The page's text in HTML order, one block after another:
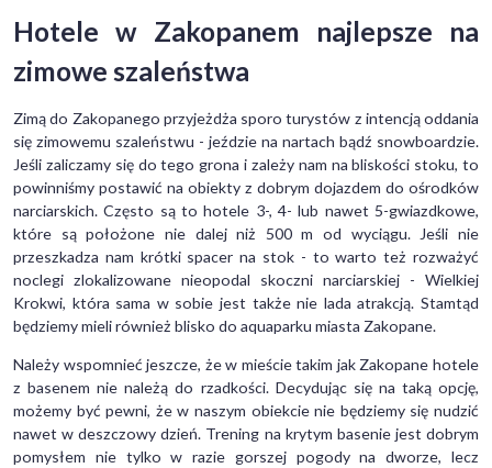
Hotele w Zakopanem najlepsze na
zimowe szaleństwa
Zimą do Zakopanego przyjeżdża sporo turystów z intencją oddania
się zimowemu szaleństwu - jeździe na nartach bądź snowboardzie.
Jeśli zaliczamy się do tego grona i zależy nam na bliskości stoku, to
powinniśmy postawić na obiekty z dobrym dojazdem do ośrodków
narciarskich. Często są to hotele 3-, 4- lub nawet 5-gwiazdkowe,
które są położone nie dalej niż 500 m od wyciągu. Jeśli nie
przeszkadza nam krótki spacer na stok - to warto też rozważyć
noclegi zlokalizowane nieopodal skoczni narciarskiej - Wielkiej
Krokwi, która sama w sobie jest także nie lada atrakcją. Stamtąd
będziemy mieli również blisko do aquaparku miasta Zakopane.
Należy wspomnieć jeszcze, że w mieście takim jak Zakopane hotele
z basenem nie należą do rzadkości. Decydując się na taką opcję,
możemy być pewni, że w naszym obiekcie nie będziemy się nudzić
nawet w deszczowy dzień. Trening na krytym basenie jest dobrym
pomysłem nie tylko w razie gorszej pogody na dworze, lecz